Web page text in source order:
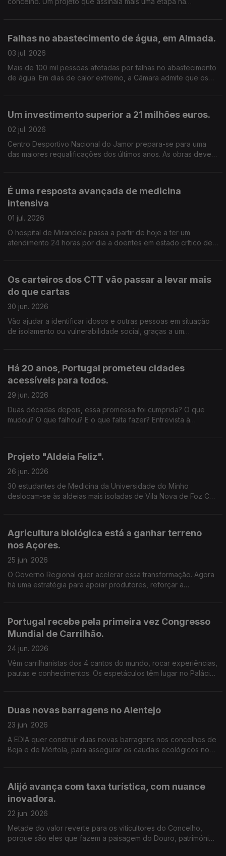
Falhas no abastecimento de água, em Almada.
03 jul. 2026
Mais de 100 mil pessoas afetadas por falhas no abastecimento
de água. Em dias de calor extremo, a Câmara admite que os
Um investimento superior a 21 milhões euros.
02 jul. 2026
Centro Desportivo Nacional do Jamor prepara-se para uma
das maiores requalificações dos últimos anos. As obras devem
É uma resposta avançada de medicina
intensiva
01 jul. 2026
O hospital de Mirandela passa a partir de hoje a ter um
atendimento 24 horas por dia a doentes em estado crítico de
Os carteiros dos CTT vão passar a levar mais
do que cartas
30 jun. 2026
Vão ajudar a identificar idosos e outras pessoas em situação
de isolamento ou vulnerabilidade social, graças a um
Há 20 anos, Portugal prometeu cidades
acessíveis para todos.
29 jun. 2026
Duas décadas depois, essa promessa foi cumprida? O que
mudou? O que falhou? E o que falta fazer? Entrevista à
Projeto "Aldeia Feliz".
26 jun. 2026
30 estudantes de Medicina da Universidade do Minho
deslocam-se às aldeias mais isoladas de Vila Nova de Foz Côa
Agricultura biológica está a ganhar terreno
nos Açores.
25 jun. 2026
O Governo Regional quer acelerar essa transformação. Agora
há uma estratégia para apoiar produtores, reforçar a
Portugal recebe pela primeira vez Congresso
Mundial de Carrilhão.
24 jun. 2026
Vêm carrilhanistas dos 4 cantos do mundo, rocar experiências,
pautas e conhecimentos. Os espetáculos têm lugar no Palácio
Duas novas barragens no Alentejo
23 jun. 2026
A EDIA quer construir duas novas barragens nos concelhos de
Beja e de Mértola, para assegurar os caudais ecológicos no
Alijó avança com taxa turística, com nuance
inovadora.
22 jun. 2026
Metade do valor reverte para os viticultores do Concelho,
porque são eles que fazem a paisagem do Douro, património